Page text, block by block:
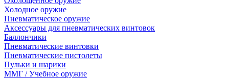
Холодное оружие
Пневматическое оружие
Аксессуары для пневматических винтовок
Баллончики
Пневматические винтовки
Пневматические пистолеты
Пульки и шарики
ММГ / Учебное оружие